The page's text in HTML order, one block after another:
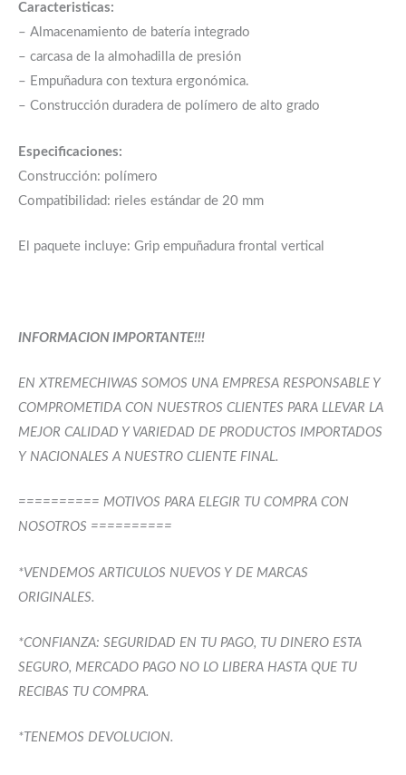
Caracteristicas:
– Almacenamiento de batería integrado
– carcasa de la almohadilla de presión
– Empuñadura con textura ergonómica.
– Construcción duradera de polímero de alto grado
Especificaciones:
Construcción: polímero
Compatibilidad: rieles estándar de 20 mm
El paquete incluye: Grip empuñadura frontal vertical
INFORMACION IMPORTANTE!!!
EN XTREMECHIWAS SOMOS UNA EMPRESA RESPONSABLE Y
COMPROMETIDA CON NUESTROS CLIENTES PARA LLEVAR LA
MEJOR CALIDAD Y VARIEDAD DE PRODUCTOS IMPORTADOS
Y NACIONALES A NUESTRO CLIENTE FINAL.
========== MOTIVOS PARA ELEGIR TU COMPRA CON
NOSOTROS ==========
*VENDEMOS ARTICULOS NUEVOS Y DE MARCAS
ORIGINALES.
*CONFIANZA: SEGURIDAD EN TU PAGO, TU DINERO ESTA
SEGURO, MERCADO PAGO NO LO LIBERA HASTA QUE TU
RECIBAS TU COMPRA.
*TENEMOS DEVOLUCION.